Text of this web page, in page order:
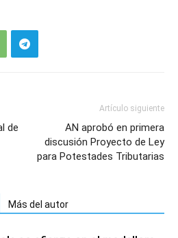
de
Artículo siguiente
AN aprobó en primera
discusión Proyecto de Ley
para Potestades Tributarias
Más del autor